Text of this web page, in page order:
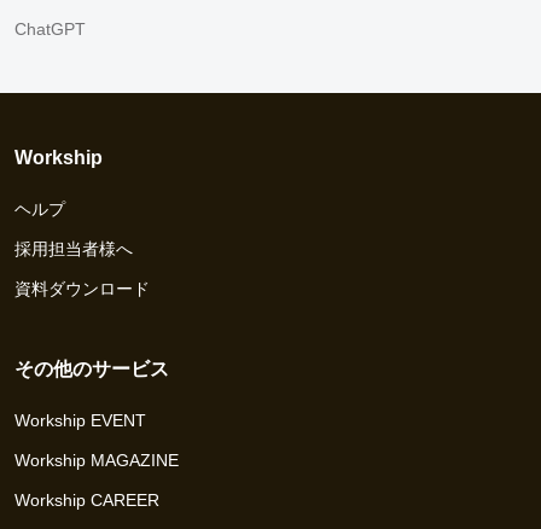
ChatGPT
Workship
ヘルプ
採用担当者様へ
資料ダウンロード
その他のサービス
Workship EVENT
Workship MAGAZINE
Workship CAREER